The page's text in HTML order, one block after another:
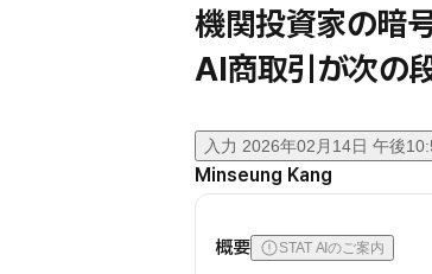
機関投資家の暗
AI商取引が次の段
入力 2026年02月14日 午後
Minseung Kang
概要 STAT AIのご案内